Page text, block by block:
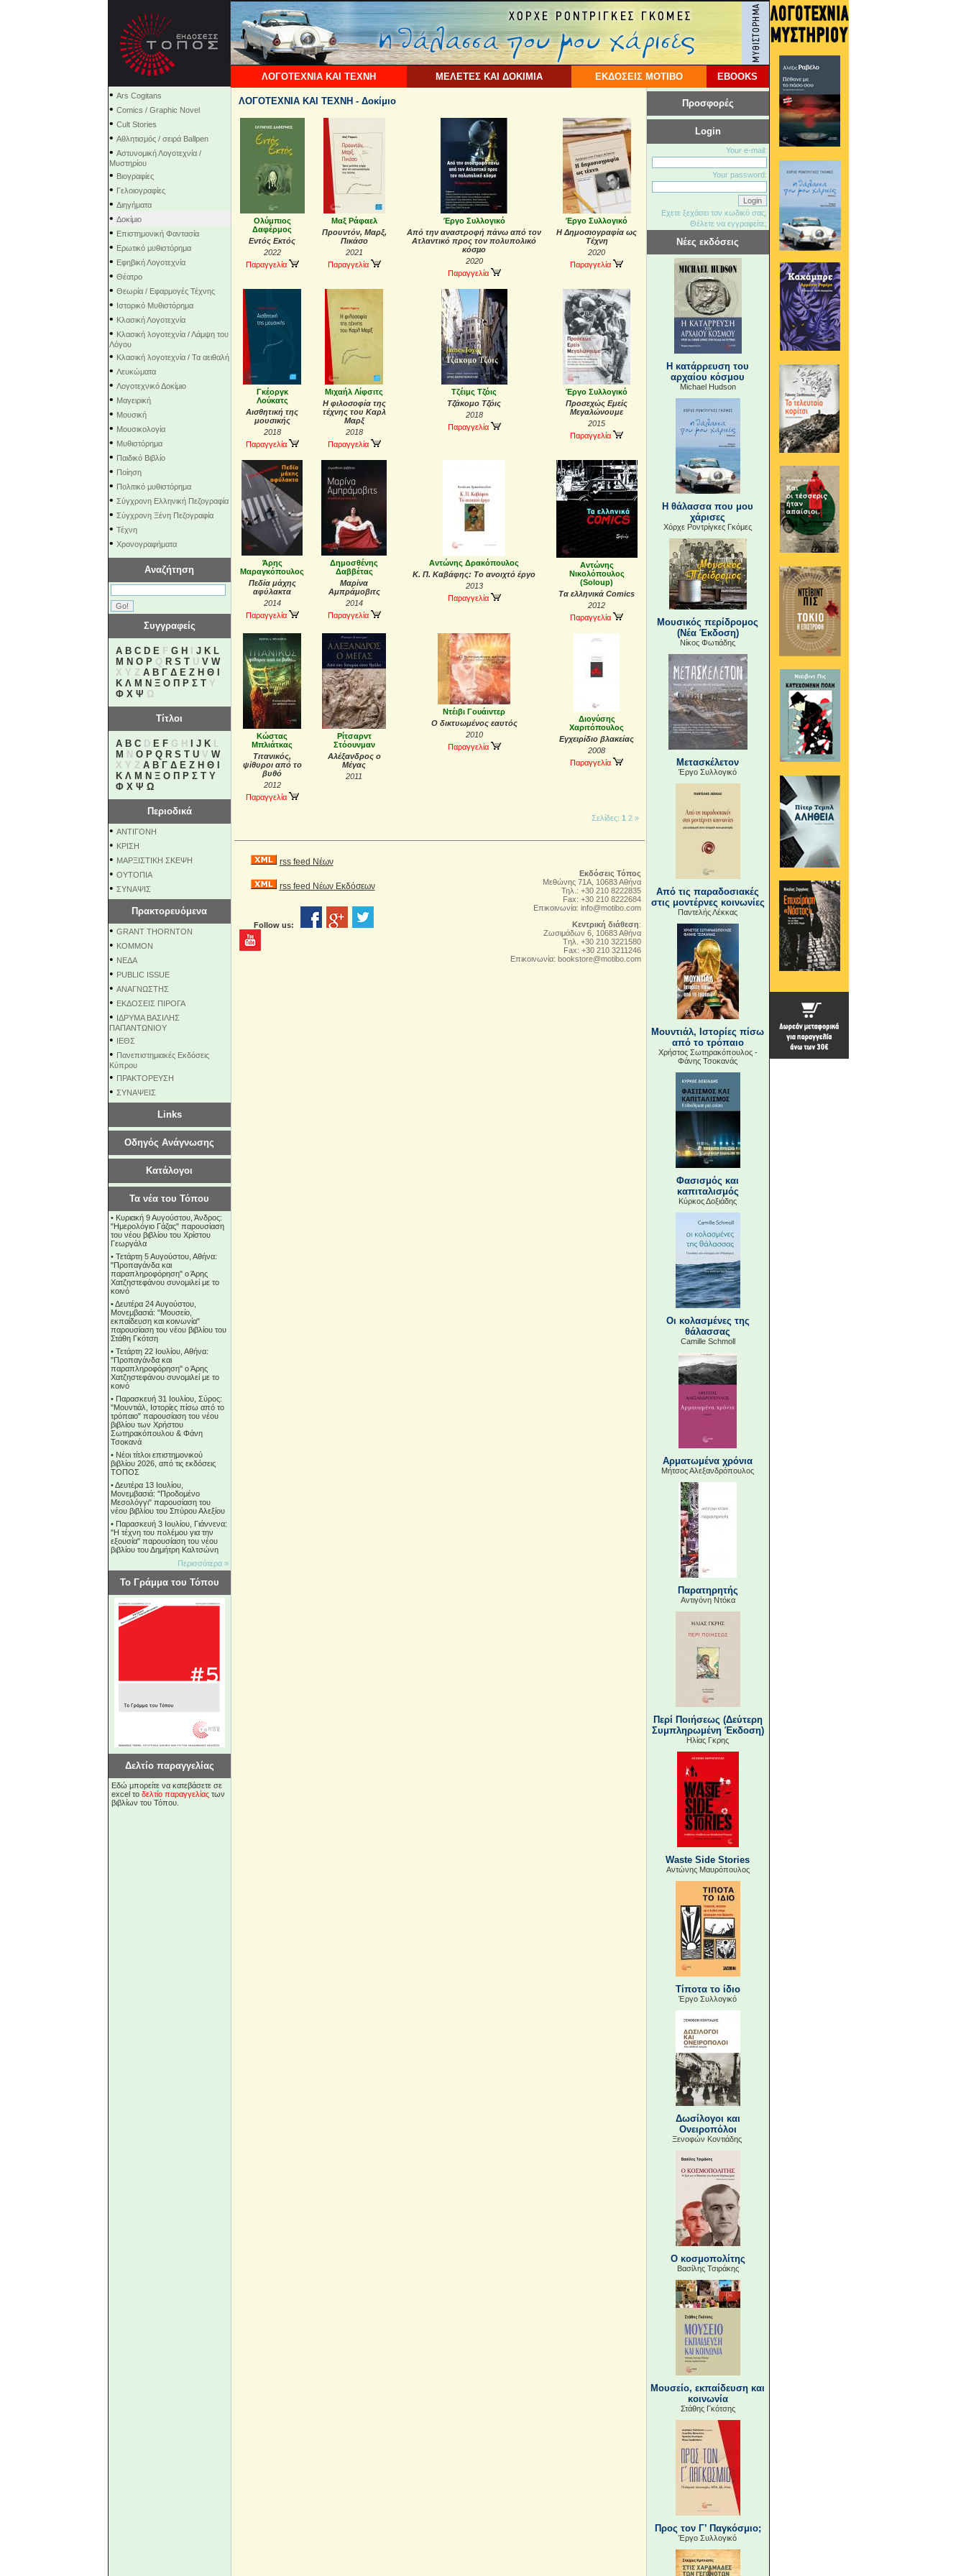
ΛΟΓΟΤΕΧΝΙΑ ΚΑΙ ΤΕΧΝΗ ΜΕΛΕΤΕΣ ΚΑΙ ΔΟΚΙΜΙΑ ΕΚΔΟΣΕΙΣ ΜΟΤΙΒΟ EBOOKS
• Ars Cogitans
• Comics / Graphic Novel
• Cult Stories
• Αθλητισμός / σειρά Ballpen
• Αστυνομική Λογοτεχνία /
Μυστηρίου
• Βιογραφίες
• Γελοιογραφίες
• Διηγήματα
• Δοκίμιο
• Επιστημονική Φαντασία
• Ερωτικό μυθιστόρημα
• Εφηβική Λογοτεχνία
• Θέατρο
• Θεωρία / Εφαρμογές Τέχνης
• Ιστορικό Μυθιστόρημα
• Κλασική Λογοτεχνία
• Κλασική λογοτεχνία / Λάμψη του
Λόγου
• Κλασική λογοτεχνία / Τα αειθαλή
• Λευκώματα
• Λογοτεχνικό Δοκίμιο
• Μαγειρική
• Μουσική
• Μουσικολογία
• Μυθιστόρημα
• Παιδικό Βιβλίο
• Ποίηση
• Πολιτικό μυθιστόρημα
• Σύγχρονη Ελληνική Πεζογραφία
• Σύγχρονη Ξένη Πεζογραφία
• Τέχνη
• Χρονογραφήματα
Αναζήτηση
Συγγραφείς
A B C D EF G H J K L
M N O PQ R S TU V W
X Y Z Α Β Γ Δ Ε Ζ Η Θ
Κ Λ Μ Ν Ξ Ο Π Ρ Σ ΤΥ
Φ Χ Ψ Ω
Τίτλοι
A B CD E FG H J KL
M N O P Q R S T UV W
X Y Z Α Β Γ Δ Ε Ζ Η Θ
Κ Λ Μ Ν Ξ Ο Π Ρ Σ Τ Υ
Φ Χ Ψ Ω
Περιοδικά
• ΑΝΤΙΓΟΝΗ
• ΚΡΙΣΗ
• ΜΑΡΞΙΣΤΙΚΗ ΣΚΕΨΗ
• ΟΥΤΟΠΙΑ
• ΣΥΝΑΨΙΣ
Πρακτορευόμενα
• GRANT THORNTON
• KOMMON
• NEΔΑ
• PUBLIC ISSUE
• ΑΝΑΓΝΩΣΤΗΣ
• ΕΚΔΟΣΕΙΣ ΠΙΡΟΓΑ
• ΙΔΡΥΜΑ ΒΑΣΙΛΗΣ
ΠΑΠΑΝΤΩΝΙΟΥ
• ΙΕΘΣ
• Πανεπιστημιακές Εκδόσεις
Κύπρου
• ΠΡΑΚΤΟΡΕΥΣΗ
• ΣΥΝΑΨΕΙΣ
Links
Οδηγός Ανάγνωσης
Κατάλογοι
Τα νέα του Τόπου
• Κυριακή 9 Αυγούστου, Άνδρος:
"Ημερολόγιο Γάζας" παρουσίαση
του νέου βιβλίου του Χρίστου
Γεωργάλα
• Τετάρτη 5 Αυγούστου, Αθήνα:
"Προπαγάνδα και
παραπληροφόρηση" ο Άρης
Χατζηστεφάνου συνομιλεί με το
κοινό
•Δευτέρα 24 Αυγούστου,
Μονεμβασιά: "Μουσείο,
εκπαίδευση και κοινωνία"
παρουσίαση του νέου βιβλίου του
Στάθη Γκότση
• Τετάρτη 22 Ιουλίου, Αθήνα:
"Προπαγάνδα και
παραπληροφόρηση" ο Άρης
Χατζηστεφάνου συνομιλεί με το
κοινό
• Παρασκευή 31 Ιουλίου, Σύρος:
"Μουντιάλ, Ιστορίες πίσω από το
τρόπαιο" παρουσίαση του νέου
βιβλίου των Χρήστου
Σωτηρακόπουλου & Φάνη
Τσοκανά
• Νέοι τίτλοι επιστημονικού
βιβλίου 2026, από τις εκδόσεις
ΤΟΠΟΣ
•Δευτέρα 13 Ιουλίου,
Μονεμβασιά: "Προδομένο
Μεσολόγγι" παρουσίαση του
νέου βιβλίου του Σπύρου Αλεξίου
• Παρασκευή 3 Ιουλίου, Γιάννενα:
"Η τέχνη του πολέμου για την
εξουσία" παρουσίαση του νέου
βιβλίου του Δημήτρη Καλτσώνη
Περισσότερα »
Το Γράμμα του Τόπου
Δελτίο παραγγελίας
Εδώ μπορείτε να κατεβάσετε σε
excel το δελτίο παραγγελίαςτων
βιβλίων του Τόπου.
ΛΟΓΟΤΕΧΝΙΑ ΚΑΙ ΤΕΧΝΗ - Δοκίμιο
Ολύμπιος
Δαφέρμος
Εντός Εκτός
2022
Παραγγελία
Μαξ Ράφαελ
Προυντόν, Μαρξ,
Πικάσο
2021
Παραγγελία
Έργο Συλλογικό
Από την αναστροφή πάνω από τον
Ατλαντικό προς τον πολυπολικό
κόσµο
2020
Παραγγελία
Έργο Συλλογικό
Η Δημοσιογραφία ως
Τέχνη
2020
Παραγγελία
Γκέοργκ
Λούκατς
Αισθητική της
μουσικής
2018
Παραγγελία
Μιχαήλ Λίφσιτς
Η φιλοσοφία της
τέχνης του Καρλ
Μαρξ
2018
Παραγγελία
Τζέιμς Τζόις
Τζάκομο Τζόις
2018
Παραγγελία
Έργο Συλλογικό
Προσεχώς Εμείς
Μεγαλώνουμε
2015
Παραγγελία
Άρης
Μαραγκόπουλος
Πεδία μάχης
αφύλακτα
2014
Παραγγελία
Δημοσθένης
Δαββέτας
Μαρίνα
Αμπράμοβιτς
2014
Παραγγελία
Αντώνης Δρακόπουλος
Κ. Π. Καβάφης: Το ανοιχτό έργο
2013
Παραγγελία
Αντώνης
Νικολόπουλος
(Soloup)
Τα ελληνικά Comics
2012
Παραγγελία
Κώστας
Μπλιάτκας
Τιτανικός,
ψίθυροι από το
βυθό
2012
Παραγγελία
Ρίτσαρντ
Στόουνμαν
Αλέξανδρος ο
Μέγας
2011
Ντέιβι Γουάιντερ
Ο δικτυωμένος εαυτός
2010
Παραγγελία
Διονύσης
Χαριτόπουλος
Εγχειρίδιο βλακείας
2008
Παραγγελία
Σελίδες: 1 2 »
rss feed Νέων
rss feed Νέων Εκδόσεων
Follow us:
Εκδόσεις Τόπος
Μεθώνης 71Α, 10683 Αθήνα
Τηλ.: +30 210 8222835
Fax: +30 210 8222684
Επικοινωνία: info@motibo.com
Κεντρική διάθεση:
Zωσιμάδων 6, 10683 Αθήνα
Tηλ. +30 210 3221580
Fax: +30 210 3211246
Επικοινωνία: bookstore@motibo.com
Προσφορές
Login
Your e-mail:
Your password:
Εχετε ξεχάσει τον κωδικό σας;
Θέλετε να εγγραφείτε;
Νέες εκδόσεις
Η κατάρρευση του
αρχαίου κόσμου
Michael Hudson
Η θάλασσα που μου
χάρισες
Χόρχε Ροντρίγκες Γκόμες
Μουσικός περίδρομος
(Νέα Έκδοση)
Νίκος Φωτιάδης
Μετασκέλετον
Έργο Συλλογικό
Από τις παραδοσιακές
στις μοντέρνες κοινωνίες
Παντελής Λέκκας
Μουντιάλ, Ιστορίες πίσω
από το τρόπαιο
Χρήστος Σωτηρακόπουλος -
Φάνης Τσοκανάς
Φασισμός και
καπιταλισμός
Κύρκος Δοξιάδης
Οι κολασμένες της
θάλασσας
Camille Schmoll
Αρματωμένα χρόνια
Μήτσος Αλεξανδρόπουλος
Παρατηρητής
Αντιγόνη Ντόκα
Περί Ποιήσεως (Δεύτερη
Συμπληρωμένη Έκδοση)
Ηλίας Γκρης
Waste Side Stories
Αντώνης Μαυρόπουλος
Τίποτα το ίδιο
Έργο Συλλογικό
Δωσίλογοι και
Ονειροπόλοι
Ξενοφών Κοντιάδης
Ο κοσμοπολίτης
Βασίλης Τσιράκης
Μουσείο, εκπαίδευση και
κοινωνία
Στάθης Γκότσης
Προς τον Γ’ Παγκόσμιο;
Έργο Συλλογικό